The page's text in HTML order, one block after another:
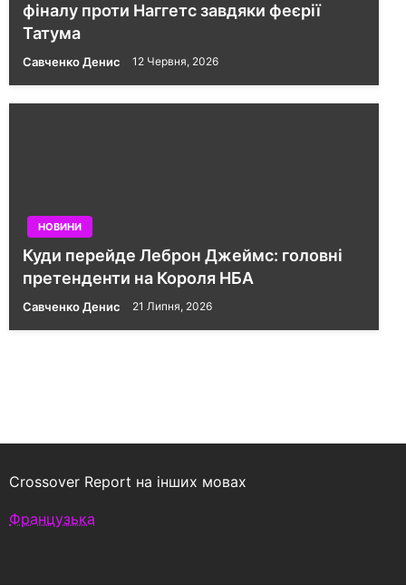
фіналу проти Наггетс завдяки феєрії
Татума
Савченко Денис 12 Червня, 2026
НОВИНИ
Куди перейде Леброн Джеймс: головні
претенденти на Короля НБА
Савченко Денис 21 Липня, 2026
Crossover Report на інших мовах
Французька